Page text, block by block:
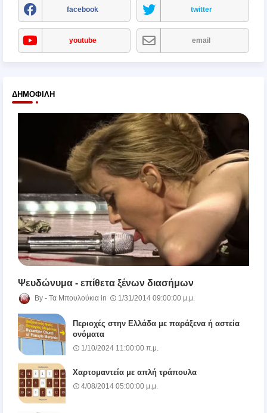
facebook twitter
youtube email
ΔΗΜΟΦΙΛΉ
Ψευδώνυμα - επίθετα ξένων διασήμων
Τα Μπουλούκια 1/31/2014 09:00:00 μ.μ.
Περιοχές στην Ελλάδα με παράξενα ή αστεία
ονόματα
1/10/2024 11:00:00 π.μ.
Χαρτομαντεία με απλή τράπουλα
4/08/2014 05:00:00 μ.μ.